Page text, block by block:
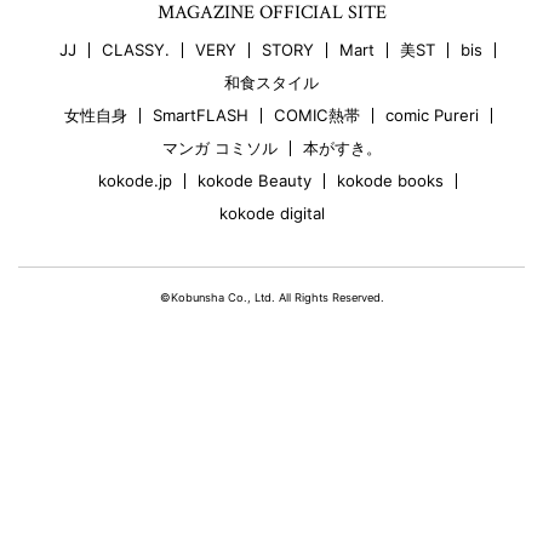
MAGAZINE OFFICIAL SITE
JJ CLASSY. VERY STORY Mart 美ST
bis
和食スタイル
女性自身
SmartFLASH COMIC熱帯
comic Pureri
マンガ コミソル
本がすき。
kokode.jp
kokode Beauty
kokode books
kokode digital
©Kobunsha Co., Ltd. All Rights Reserved.